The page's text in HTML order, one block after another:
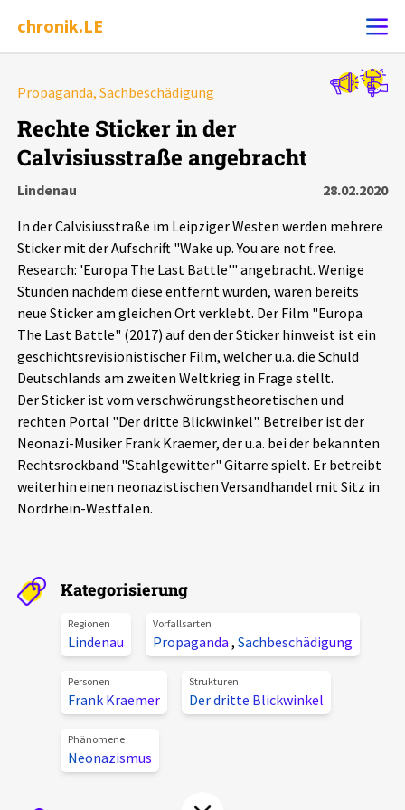
chronik.LE
Ereignis melden
Chronik
Leipziger Zustände
Schlaglichter
Phänomene
Aktuelles
Alle Beiträge
Veranstaltungen
Podcasts
Über uns
Unterstützer_innen
Spenden
chronik.LE in der Presse
Propaganda, Sachbeschädigung
Rechte Sticker in der
Calvisiusstraße angebracht
Lindenau
28.02.2020
In der Calvisiusstraße im Leipziger Westen werden mehrere
Sticker mit der Aufschrift "Wake up. You are not free.
Research: 'Europa The Last Battle'" angebracht. Wenige
Stunden nachdem diese entfernt wurden, waren bereits
neue Sticker am gleichen Ort verklebt. Der Film "Europa
The Last Battle" (2017) auf den der Sticker hinweist ist ein
geschichtsrevisionistischer Film, welcher u.a. die Schuld
Deutschlands am zweiten Weltkrieg in Frage stellt.
Der Sticker ist vom verschwörungstheoretischen und
rechten Portal "Der dritte Blickwinkel". Betreiber ist der
Neonazi-Musiker Frank Kraemer, der u.a. bei der bekannten
Rechtsrockband "Stahlgewitter" Gitarre spielt. Er betreibt
weiterhin einen neonazistischen Versandhandel mit Sitz in
Nordrhein-Westfalen.
Kategorisierung
Regionen
Lindenau
Vorfallsarten
Propaganda , Sachbeschädigung
Personen
Frank Kraemer
Strukturen
Der dritte Blickwinkel
Phänomene
Neonazismus
Alle Ereignisse
Ereignisse
Ereignisse Statistik